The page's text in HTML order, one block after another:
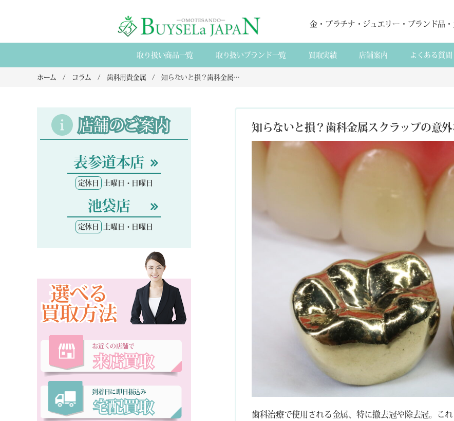
金・プラチナ・ジュエリー・ブランド品
取り扱い商品一覧 取り扱いブランド一覧 買取実績 店舗案内 よくある質間
ホーム コラム 歯科用貴金属 知らないと損？歯科金属スクラップの意外な価値 – 撤去冠・除去冠も買取可能！
知らないと損？歯科金属スクラップの意
歯科治療で使用される金属、特に撤去冠や除去冠。こ
店舗のご案内
表参道本店
定休日 土曜日・日曜日
池袋店
定休日 土曜日・日曜日
選べる
買取方法
お近くの店舗で
来店買取
到着日に即日振込み
宅配買取